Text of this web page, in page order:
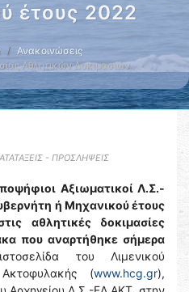
έτους 2022
Ανακοινώσεις
Αθλητικών Δοκιμασιών …
- ΠΡΟΣΛΗΨΕΙΣ
Αξιωματικοί Λ.Σ.-
ή Μηχανικού έτους
αθλητικές δοκιμασίες
που αναρτήθηκε σήμερα
του Λιμενικού
(www.hcg.gr),